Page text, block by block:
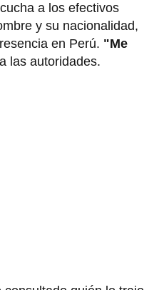
a los efectivos
y su nacionalidad,
en Perú. "Me
las autoridades.